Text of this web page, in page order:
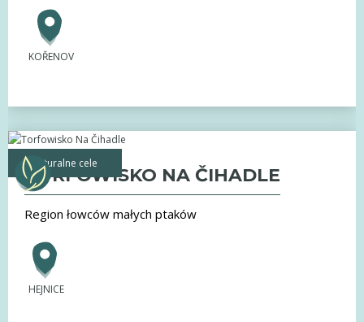
KOŘENOV
naturalne cele
TORFOWISKO NA ČIHADLE
Region łowców małych ptaków
HEJNICE